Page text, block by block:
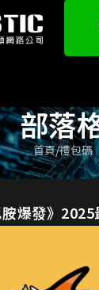
部落
首頁 禮包碼
胺爆發》